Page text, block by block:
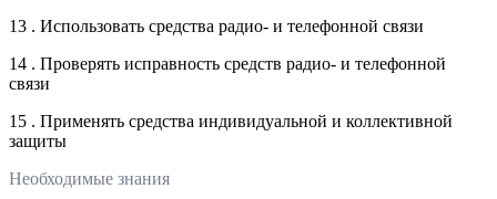
13 . Использовать средства радио- и телефонной связи
14 . Проверять исправность средств радио- и телефонной
связи
15 . Применять средства индивидуальной и коллективной
защиты
Необходимые знания